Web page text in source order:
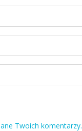
Twoich komentarzy.